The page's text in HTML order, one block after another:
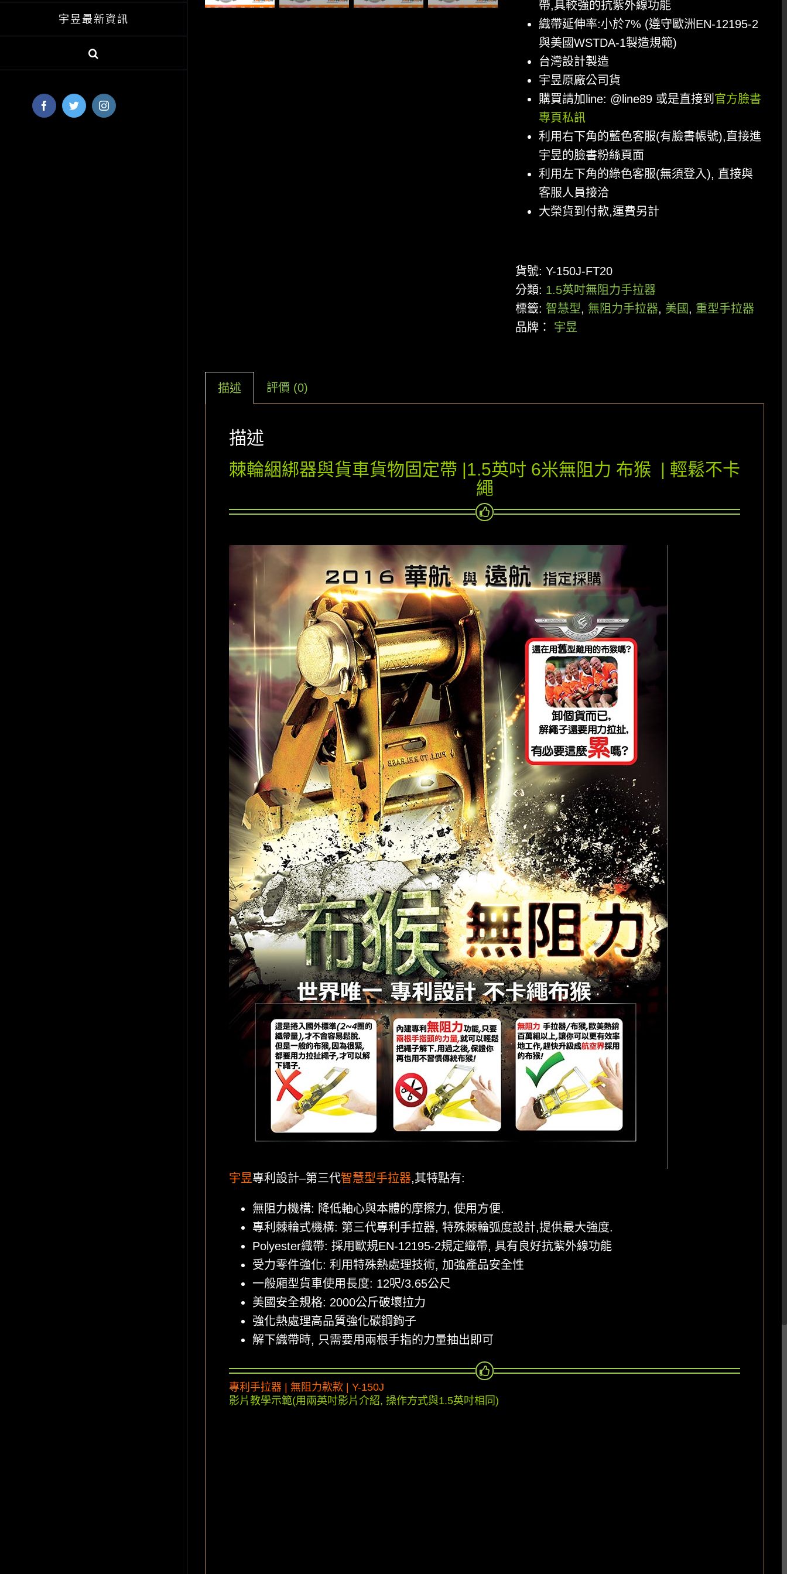
宇昱最新資訊
FacebookTwitterInstagram
帶,具較強的抗紫外線功能
織帶延伸率:小於7% (遵守歐洲EN-12195-2
與美國WSTDA-1製造規範)
台灣設計製造
宇昱原廠公司貨
購買請加line: @line89 或是直接到 官方臉書
專頁私訊
利用右下角的藍色客服(有臉書帳號),直接進
宇昱的臉書粉絲頁面
利用左下角的綠色客服(無須登入), 直接與
客服人員接洽
大榮貨到付款,運費另計
貨號: Y-150J-FT20
分類: 1.5英吋無阻力手拉器
標籤: 智慧型, 無阻力手拉器, 美國 , 重型手拉器
品牌： 宇昱
描述 評價 (0)
描述
棘輪綑綁器與貨車貨物固定帶 |1.5英吋 6米無阻力 布猴 | 輕鬆不卡
繩
宇昱專利設計–第三代智慧型手拉器,其特點有:
無阻力機構: 降低軸心與本體的摩擦力, 使用方便.
專利棘輪式機構: 第三代專利手拉器, 特殊棘輪弧度設計,提供最大強度.
Polyester織帶: 採用歐規EN-12195-2規定織帶, 具有良好抗紫外線功能
受力零件強化: 利用特殊熱處理技術, 加強產品安全性
一般廂型貨車使用長度: 12呎/3.65公尺
美國安全規格: 2000公斤破壞拉力
強化熱處理高品質強化碳鋼鉤子
解下織帶時, 只需要用兩根手指的力量抽出即可
專利手拉器 | 無阻力款款 | Y-150J
影片教學示範(用兩英吋影片介紹, 操作方式與1.5英吋相同)